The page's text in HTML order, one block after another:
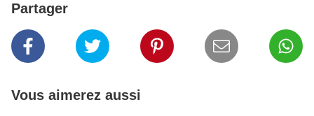
Partager
Vous aimerez aussi